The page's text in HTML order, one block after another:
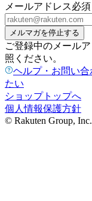
メールアドレス必須
メルマガを停止する
ご登録中のメール
照ください。
ヘルプ・お問い合
たい
ショップトップへ
個人情報保護方針
© Rakuten Group, Inc.